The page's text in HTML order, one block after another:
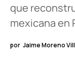
que
mexicana en
por Jaime Moreno